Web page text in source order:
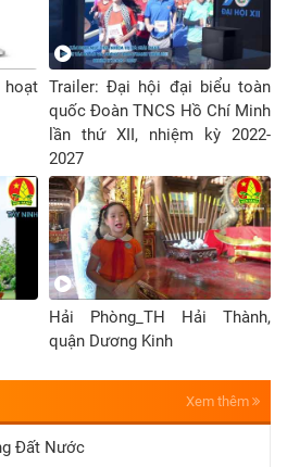
Trailer: Đại hội đại biểu toàn
quốc Đoàn TNCS Hồ Chí Minh
lần thứ XII, nhiệm kỳ 2022-
2027
Hải Phòng_TH Hải Thành,
quận Dương Kinh
Xem thêm
Đất Nước